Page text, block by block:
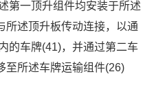
第一顶升组件均安装于所述
所述顶升板传动连接，以通
的车牌(41)，并通过第二车
至所述车牌运输组件(26)